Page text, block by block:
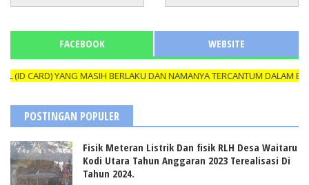
FACEBOOK WEBSITE
YANG MASIH BERLAKU DAN NAMANYA TERCANTUM DALAM BOX
POSTINGAN POPULER
Fisik Meteran Listrik Dan fisik RLH Desa Waitaru
Kodi Utara Tahun Anggaran 2023 Terealisasi Di
Tahun 2024.